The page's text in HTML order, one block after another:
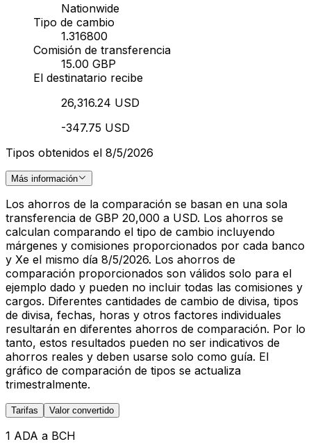
Nationwide
Tipo de cambio
1.316800
Comisión de transferencia
15.00 GBP
El destinatario recibe
26,316.24 USD
-347.75 USD
Tipos obtenidos el 8/5/2026
Más información
Los ahorros de la comparación se basan en una sola
transferencia de GBP 20,000 a USD. Los ahorros se
calculan comparando el tipo de cambio incluyendo
márgenes y comisiones proporcionados por cada banco
y Xe el mismo día 8/5/2026. Los ahorros de
comparación proporcionados son válidos solo para el
ejemplo dado y pueden no incluir todas las comisiones y
cargos. Diferentes cantidades de cambio de divisa, tipos
de divisa, fechas, horas y otros factores individuales
resultarán en diferentes ahorros de comparación. Por lo
tanto, estos resultados pueden no ser indicativos de
ahorros reales y deben usarse solo como guía. El
gráfico de comparación de tipos se actualiza
trimestralmente.
Tarifas Valor convertido
1 ADA a BCH